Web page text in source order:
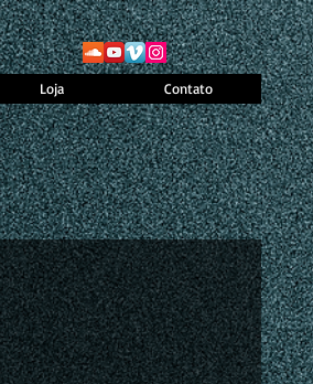
Loja Contato